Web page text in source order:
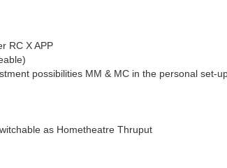
RC X APP
possibilities MM & MC in the personal set-
as Hometheatre Thruput